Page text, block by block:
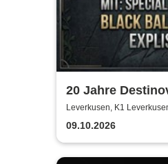
20 Jahre
| Explisz & Black
Leverkusen, K1
09.10.2026